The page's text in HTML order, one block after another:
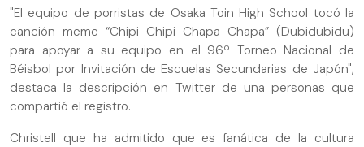
"El equipo de porristas de Osaka Toin High School tocó la
canción meme “Chipi Chipi Chapa Chapa” (Dubidubidu)
para apoyar a su equipo en el 96º Torneo Nacional de
Béisbol por Invitación de Escuelas Secundarias de Japón",
destaca la descripción en Twitter de una personas que
compartió el registro.
Christell que ha admitido que es fanática de la cultura